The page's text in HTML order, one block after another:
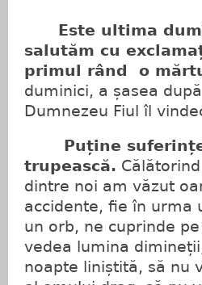
Este ultima
salutăm cu
primul rând o
duminici, a șasea
Dumnezeu Fiul îl
Puține suferințe
trupească.
dintre noi am văzut
accidente, fie în urma
un orb, ne cuprinde
vedea lumina
noapte liniștită, să nu